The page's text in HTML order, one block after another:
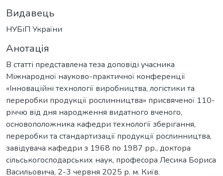
Видавець
НУБіП України
Анотація
В статті представлена теза доповіді учасника
Міжнародної науково-практичної конференції
«Інноваційні технології виробництва, логістики та
переробки продукції рослинництва» присвяченої 110-
річчю від дня народження видатного вченого,
основоположника кафедри технології зберігання,
переробки та стандартизації продукції рослинництва,
завідувача кафедри з 1968 по 1987 рр., доктора
сільськогосподарських наук, професора Лесика Бориса
Васильовича, 2-3 червня 2025 р. м. Київ.